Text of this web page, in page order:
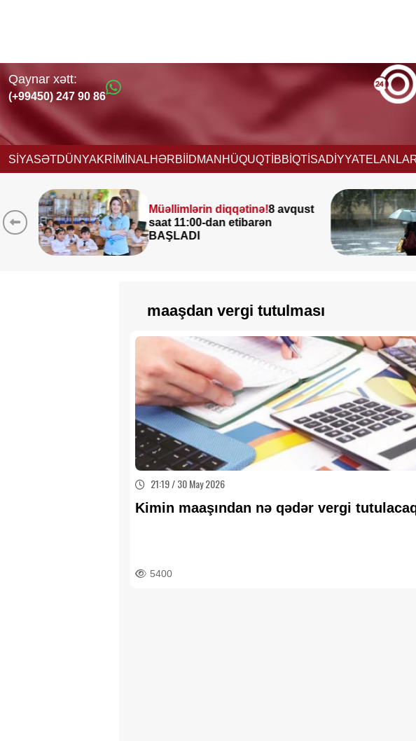
Qaynar xətt:
(+99450) 247 90 86
SİYASƏTDÜNYAKRİMİNAL HƏRBİİDMANHÜQUQTİBBİQTİSADİYYAT
Müəllimlərin diqqətinə!8 avqust
saat 11:00-dan etibarən
BAŞLADI
maaşdan vergi tutulması
21:19 / 30 May 2026
Kimin maaşından nə qədər vergi
5400